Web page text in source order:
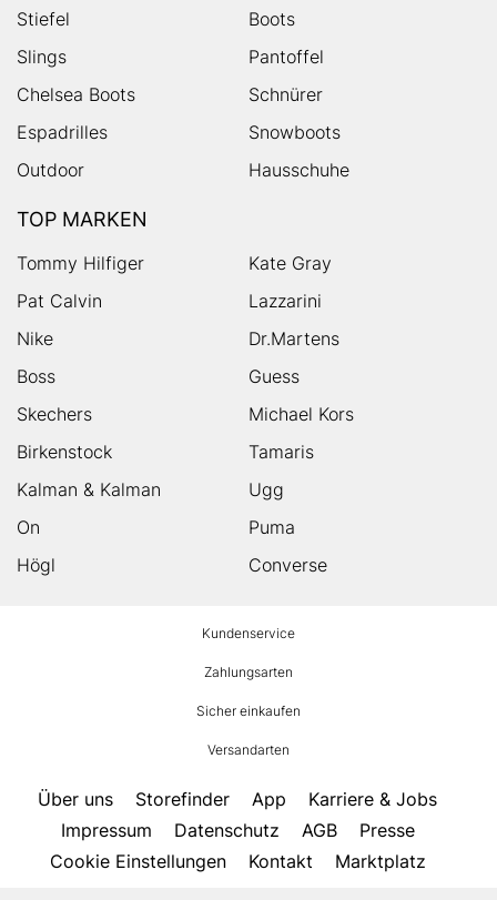
Stiefel
Boots
Slings
Pantoffel
Chelsea Boots
Schnürer
Espadrilles
Snowboots
Outdoor
Hausschuhe
TOP MARKEN
Tommy Hilfiger
Kate Gray
Pat Calvin
Lazzarini
Nike
Dr.Martens
Boss
Guess
Skechers
Michael Kors
Birkenstock
Tamaris
Kalman & Kalman
Ugg
On
Puma
Högl
Converse
Kundenservice
Zahlungsarten
Sicher einkaufen
Versandarten
Über uns Storefinder App
Karriere & Jobs
Impressum
Datenschutz AGB
Presse
Cookie Einstellungen
Kontakt Marktplatz